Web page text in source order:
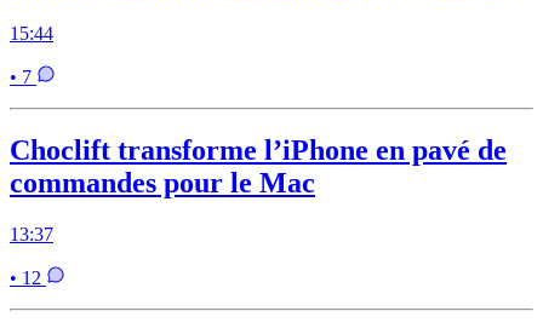
15:44
• 7
Choclift transforme l’iPhone en pavé de
commandes pour le Mac
13:37
• 12